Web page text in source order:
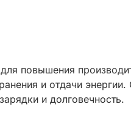
повышения
и отдачи
и долговечность.